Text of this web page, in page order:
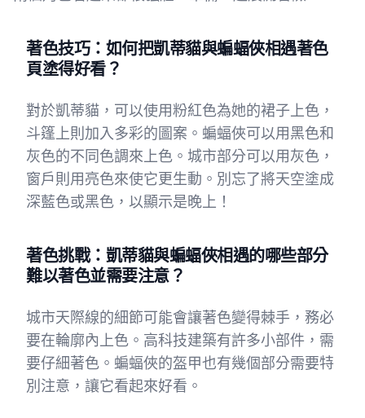
著色技巧：如何把凱蒂貓與蝙蝠俠相遇著色
頁塗得好看？
對於凱蒂貓，可以使用粉紅色為她的裙子上色，
斗篷上則加入多彩的圖案。蝙蝠俠可以用黑色和
灰色的不同色調來上色。城市部分可以用灰色，
窗戶則用亮色來使它更生動。別忘了將天空塗成
深藍色或黑色，以顯示是晚上！
著色挑戰：凱蒂貓與蝙蝠俠相遇的哪些部分
難以著色並需要注意？
城市天際線的細節可能會讓著色變得棘手，務必
要在輪廓內上色。高科技建築有許多小部件，需
要仔細著色。蝙蝠俠的盔甲也有幾個部分需要特
別注意，讓它看起來好看。